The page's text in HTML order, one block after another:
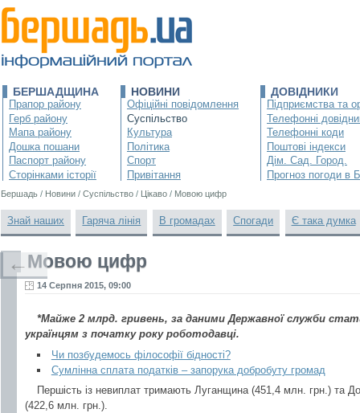
БЕРШАДЩИНА
Прапор району
Герб району
Мапа району
Дошка пошани
Паспорт району
Сторінками історії
НОВИНИ
Офіційні повідомлення
Суспільство
Культура
Політика
Спорт
Привітання
ДОВІДНИКИ
Підприємства та
Телефонні
Телефонні коди
Поштові індекси
Дім. Сад. Город.
Прогноз погоди в
Бершадь / Новини / Суспільство / Цікаво / Мовою цифр
Знай наших Гаряча лінія В громадах Спогади Є така думка
Мовою цифр
14 Серпня 2015, 09:00
*Майже 2 млрд. гривень, за даними Державної служби
українцям з початку року роботодавці.
Чи позбудемось філософії бідності?
Сумлінна сплата податків – запорука добробуту громад
Першість із невиплат тримають Луганщина (451,4 млн. грн.) та
(422,6 млн. грн.).
←